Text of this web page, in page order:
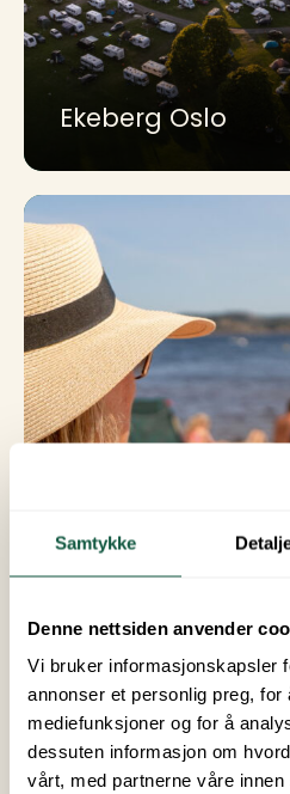
Samtykke
Denne nettsiden anvender
Vi bruker informasjonskapsler
annonser et personlig preg, for
mediefunksjoner og for å
dessuten informasjon om
vårt, med partnerne våre innen
Ekeberg Oslo
Sjøsanden